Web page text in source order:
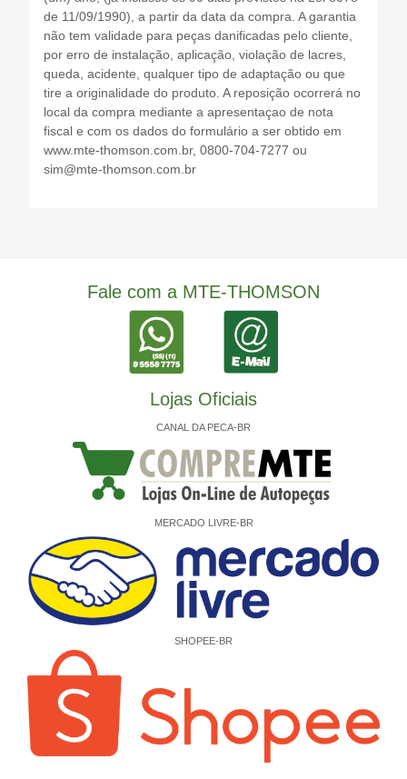
de 11/09/1990), a partir da data da compra. A garantia
não tem validade para peças danificadas pelo cliente,
por erro de instalação, aplicação, violação de lacres,
queda, acidente, qualquer tipo de adaptação ou que
tire a originalidade do produto. A reposição ocorrerá no
local da compra mediante a apresentaçao de nota
fiscal e com os dados do formulário a ser obtido em
www.mte-thomson.com.br, 0800-704-7277 ou
sim@mte-thomson.com.br
Fale com a MTE-THOMSON
Lojas Oficiais
CANAL DA PECA-BR
MERCADO LIVRE-BR
SHOPEE-BR